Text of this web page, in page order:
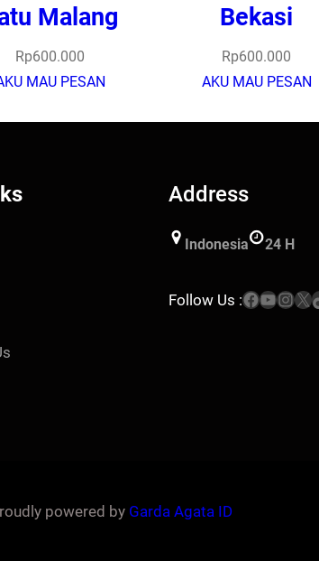
Malang
Rp600.000
MAU PESAN
Bekasi
Rp600.000
AKU MAU PESAN
Address
Indonesia 24 H
Follow Us :Facebook YouTube Instagram X TikTok
powered by Garda Agata ID